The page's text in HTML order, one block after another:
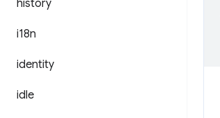
history
i18n
identity
idle